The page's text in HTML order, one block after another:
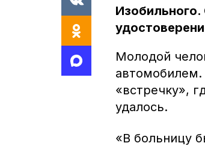
Молодой
автомобилем.
«встречку»,
удалось.
«В больницу